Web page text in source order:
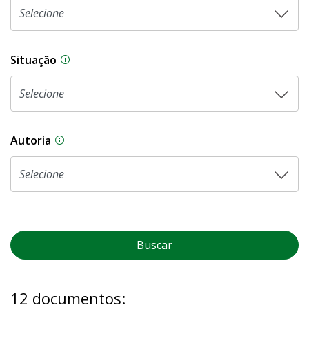
Situação Na CLDF, as proposições legislativas
Autoria As proposições legislativas na CLDF podem
Buscar
12 documentos: